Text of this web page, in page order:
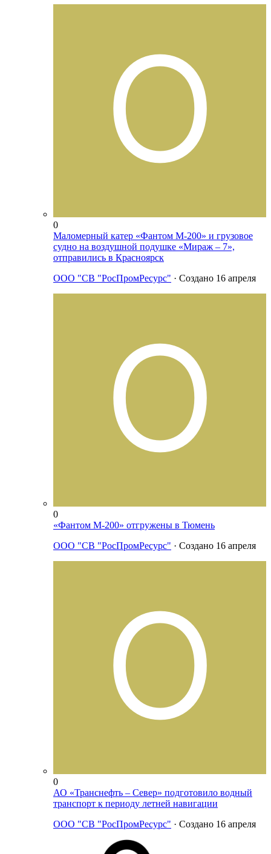
0
Маломерный катер «Фантом М-200» и грузовое
судно на воздушной подушке «Мираж – 7»,
отправились в Красноярск
ООО "СВ "РосПромРесурс" · Создано 16 апреля
0
«Фантом М-200» отгружены в Тюмень
ООО "СВ "РосПромРесурс" · Создано 16 апреля
0
АО «Транснефть – Север» подготовило водный
транспорт к периоду летней навигации
ООО "СВ "РосПромРесурс" · Создано 16 апреля